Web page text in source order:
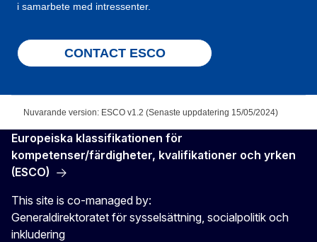
i samarbete med intressenter.
CONTACT ESCO
Nuvarande version: ESCO v1.2 (Senaste uppdatering 15/05/2024)
Europeiska klassifikationen för
kompetenser/färdigheter, kvalifikationer och yrken
(ESCO)
This site is co-managed by:
Generaldirektoratet för sysselsättning, socialpolitik och
inkludering